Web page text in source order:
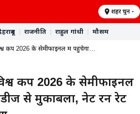
शहर चुनें
राजनीति राहुल गांधी मौसम
कप 2026 के सेमीफाइनल में पहुंचेगा…
कप 2026 के सेमीफाइनल
से मुकाबला, नेट रन रेट